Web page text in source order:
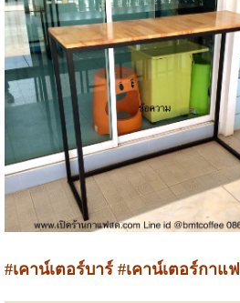
#เคาน์เตอร์บาร์ #เคาน์เตอร์กาแฟ